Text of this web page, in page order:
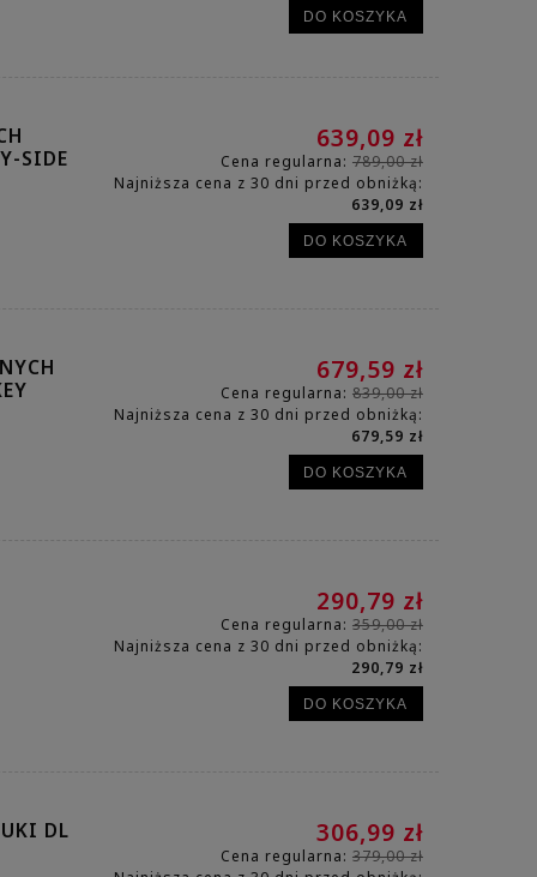
DO KOSZYKA
SIDE
639,09 zł
Cena regularna: 789,00 zł
Najniższa cena z 30 dni przed obniżką:
639,09 zł
DO KOSZYKA
679,59 zł
Cena regularna: 839,00 zł
Najniższa cena z 30 dni przed obniżką:
679,59 zł
DO KOSZYKA
290,79 zł
Cena regularna: 359,00 zł
Najniższa cena z 30 dni przed obniżką:
290,79 zł
DO KOSZYKA
DL
306,99 zł
Cena regularna: 379,00 zł